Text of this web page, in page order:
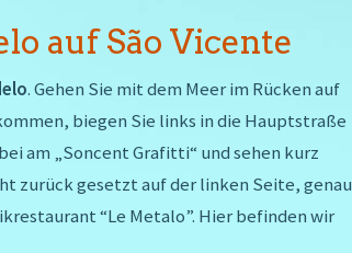
auf São Vicente
. Gehen Sie mit dem Meer im Rücken auf
biegen Sie links in die Hauptstraße
am „Soncent Grafitti“ und sehen kurz
zurück gesetzt auf der linken Seite, genau
“Le Metalo”. Hier befinden wir